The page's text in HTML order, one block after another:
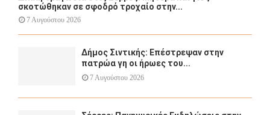
σκοτώθηκαν σε σφοδρό τροχαίο στην...
7 Αυγούστου 2026
Δήμος Σιντικής: Επέστρεψαν στην
πατρώα γη οι ήρωες του...
7 Αυγούστου 2026